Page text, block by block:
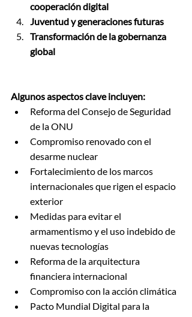
cooperación digital
Juventud y generaciones futuras
Transformación de la gobernanza
global
Algunos aspectos clave incluyen:
Reforma del Consejo de Seguridad
de la ONU
Compromiso renovado con el
desarme nuclear
Fortalecimiento de los marcos
internacionales que rigen el espacio
exterior
Medidas para evitar el
armamentismo y el uso indebido de
nuevas tecnologías
Reforma de la arquitectura
financiera internacional
Compromiso con la acción climática
Pacto Mundial Digital para la